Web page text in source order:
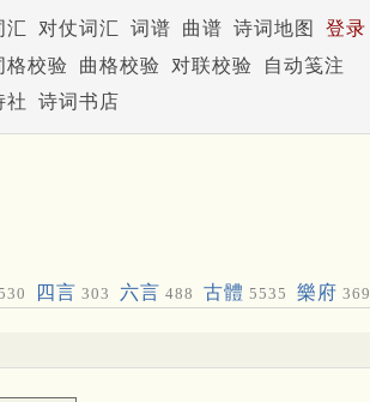
汇 对仗词汇 词谱 曲谱 诗词地图
登录
格校验 曲格校验 对联校验
自动笺注
社 诗词书店
四言 303 六言 488 古體 5535 樂府 369